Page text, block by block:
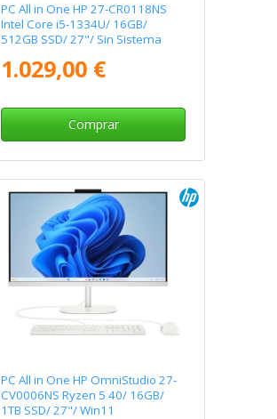
PC All in One HP 27-CR0118NS
Intel Core i5-1334U/ 16GB/
512GB SSD/ 27"/ Sin Sistema
1.029,00 €
Comprar
PC All in One HP OmniStudio 27-
CV0006NS Ryzen 5 40/ 16GB/
1TB SSD/ 27"/ Win11